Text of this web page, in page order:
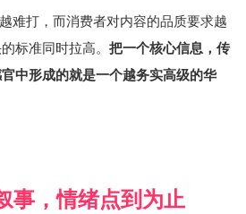
难打，而消费者对内容的品质要求越
标准同时拉高。 把一个核心信息，传
中形成的就是一个越务实高级的华
事，情绪点到为止